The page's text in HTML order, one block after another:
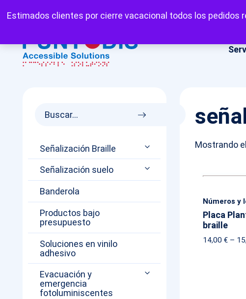
Estimados clientes por cierre vacacional todos los pedidos
Mi cuenta Carrito Favoritos
Señalización Braille
Señalización suelo
Banderola
Productos bajo
presupuesto
Soluciones en vinilo
adhesivo
Evacuación y
emergencia
fotoluminiscentes
Mostrando
Números y
Placa
braille
14,00 € –